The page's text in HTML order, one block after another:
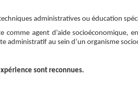
administratives ou éducation
comme agent d’aide socioéconomique,
administratif au sein d’un organisme
sont reconnues.